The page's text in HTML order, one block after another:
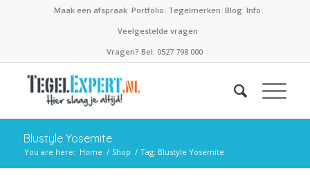
Maak een afspraak Portfolio Tegelmerken Blog Info
Veelgestelde vragen
Vragen? Bel: 0527 798 000
Blustyle Yosemite
You are here: Home / Shop / Tag: Blustyle Yosemite